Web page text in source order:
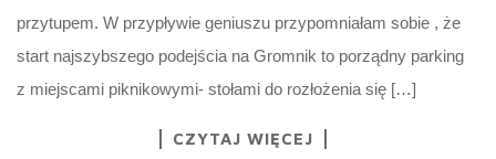
przytupem. W przypływie geniuszu przypomniałam sobie , że
start najszybszego podejścia na Gromnik to porządny parking
z miejscami piknikowymi- stołami do rozłożenia się […]
CZYTAJ WIĘCEJ